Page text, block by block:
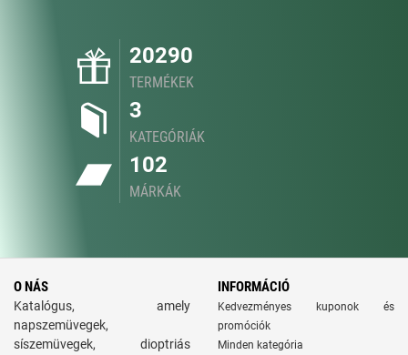
20290
TERMÉKEK
3
KATEGÓRIÁK
102
MÁRKÁK
O NÁS
Katalógus, amely
napszemüvegek,
síszemüvegek, dioptriás
INFORMÁCIÓ
Kedvezményes kuponok és
promóciók
Minden kategória